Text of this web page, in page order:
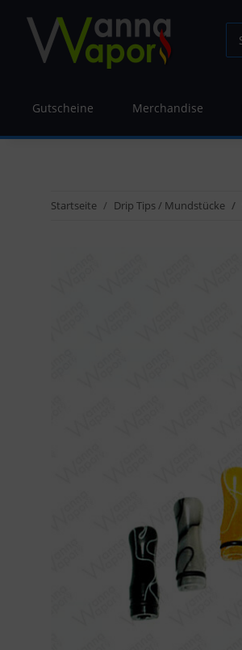
Gutscheine Merchandise
Startseite Drip Tips / Mundstücke